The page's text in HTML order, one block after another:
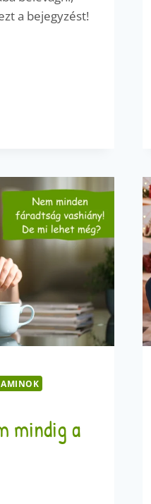
a bejegyzést!
mindig a